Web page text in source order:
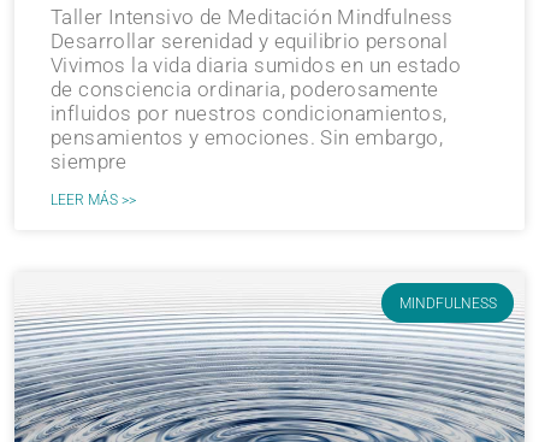
Taller Intensivo de Meditación Mindfulness
Desarrollar serenidad y equilibrio personal
Vivimos la vida diaria sumidos en un estado
de consciencia ordinaria, poderosamente
influidos por nuestros condicionamientos,
pensamientos y emociones. Sin embargo,
siempre
LEER MÁS >>
MINDFULNESS